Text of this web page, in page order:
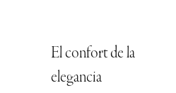
El confort de la
elegancia